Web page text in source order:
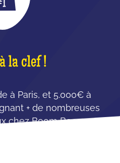
la clef !
à Paris, et 5.000€ à
+ de nombreuses
chez Boom Boom